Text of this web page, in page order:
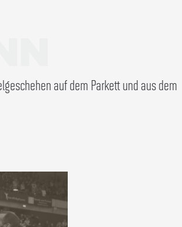
auf dem Parkett und aus dem